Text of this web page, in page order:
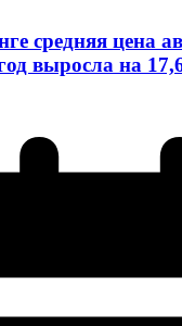
средняя цена
выросла на